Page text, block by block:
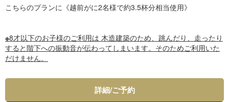
こちらのプランに《越前がに2名様で約3.5杯分相当使用》
※8才以下のお子様のご利用は 木造建築のため、跳んだり、走ったり
すると階下への振動音が伝わってしまいます。そのためご利用いた
だけません。
詳細/ご予約